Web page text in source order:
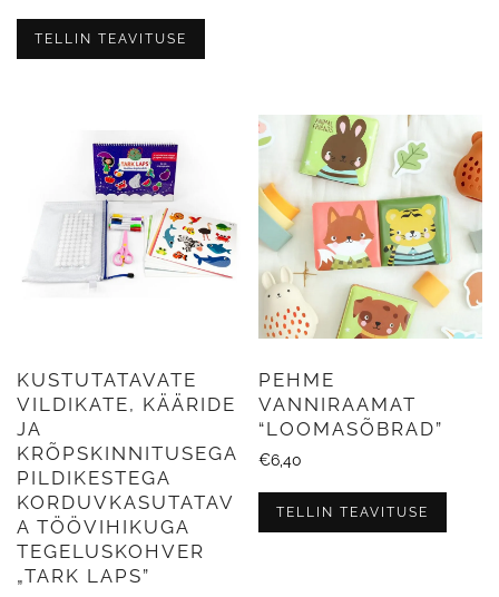
TELLIN TEAVITUSE
KUSTUTATAVATE
VILDIKATE, KÄÄRIDE
JA
KRÕPSKINNITUSEGA
PILDIKESTEGA
KORDUVKASUTATAV
A TÖÖVIHIKUGA
TEGELUSKOHVER
„TARK LAPS”
PEHME
VANNIRAAMAT
“LOOMASÕBRAD”
€6,40
TELLIN TEAVITUSE